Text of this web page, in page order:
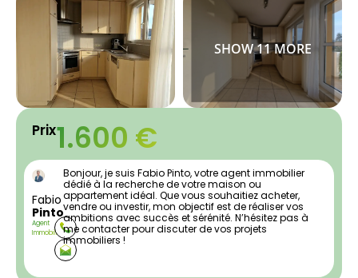
Prix1.600 €
Fabio
Pinto
Agent
Immobilier
Bonjour, je suis Fabio Pinto, votre agent immobilier
dédié à la recherche de votre maison ou
appartement idéal. Que vous souhaitiez acheter,
vendre ou investir, mon objectif est de réaliser vos
ambitions avec succès et sérénité. N’hésitez pas à
me contacter pour discuter de vos projets
immobiliers !